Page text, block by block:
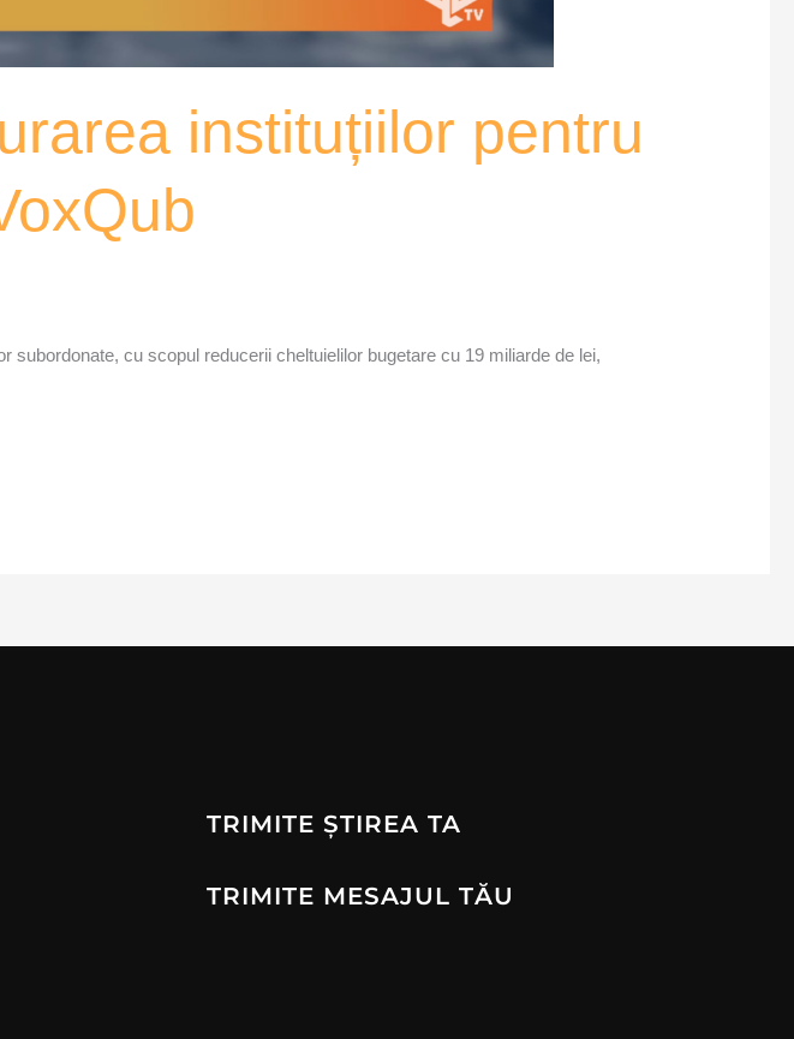
instituțiilor pentru
cu scopul reducerii cheltuielilor bugetare cu 19 miliarde de lei,
TRIMITE ȘTIREA TA
TRIMITE MESAJUL TĂU